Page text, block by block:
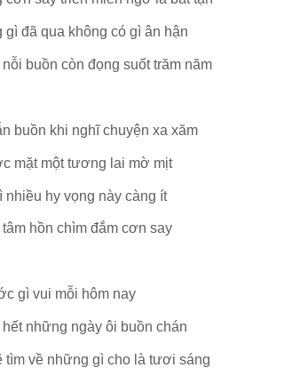
gì đã qua không có gì ân hận
buồn còn đọng suốt trăm năm
buồn khi nghĩ chuyện xa xăm
mặt một tương lai mờ mịt
nhiều hy vọng này càng ít
hồn chìm đắm cơn say
gì vui mỗi hôm nay
hết những ngày ôi buồn chán
tìm về những gì cho là tươi sáng